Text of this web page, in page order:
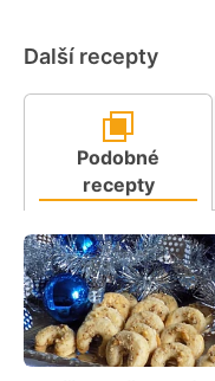
Další recepty
Podobné
recepty